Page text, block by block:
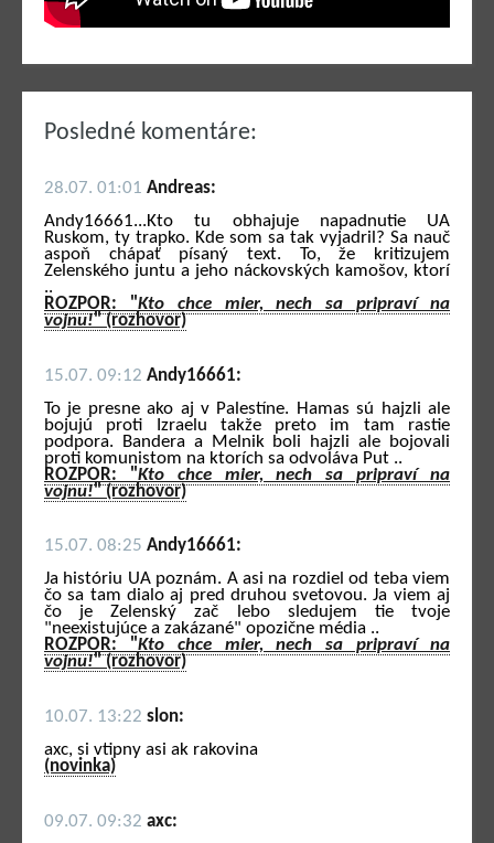
Posledné komentáre:
28.07. 01:01 Andreas:
Andy16661...Kto tu obhajuje napadnutie UA
Ruskom, ty trapko. Kde som sa tak vyjadril? Sa nauč
aspoň chápať písaný text. To, že kritizujem
Zelenského juntu a jeho náckovských kamošov, ktorí
..
ROZPOR: "Kto chce mier, nech sa pripraví na
vojnu!" (rozhovor)
15.07. 09:12 Andy16661:
To je presne ako aj v Palestíne. Hamas sú hajzli ale
bojujú proti Izraelu takže preto im tam rastie
podpora. Bandera a Melnik boli hajzli ale bojovali
proti komunistom na ktorích sa odvoláva Put ..
ROZPOR: "Kto chce mier, nech sa pripraví na
vojnu!" (rozhovor)
15.07. 08:25 Andy16661:
Ja históriu UA poznám. A asi na rozdiel od teba viem
čo sa tam dialo aj pred druhou svetovou. Ja viem aj
čo je Zelenský zač lebo sledujem tie tvoje
"neexistujúce a zakázané" opozične média ..
ROZPOR: "Kto chce mier, nech sa pripraví na
vojnu!" (rozhovor)
10.07. 13:22 slon:
axc, si vtipny asi ak rakovina
(novinka)
09.07. 09:32 axc: